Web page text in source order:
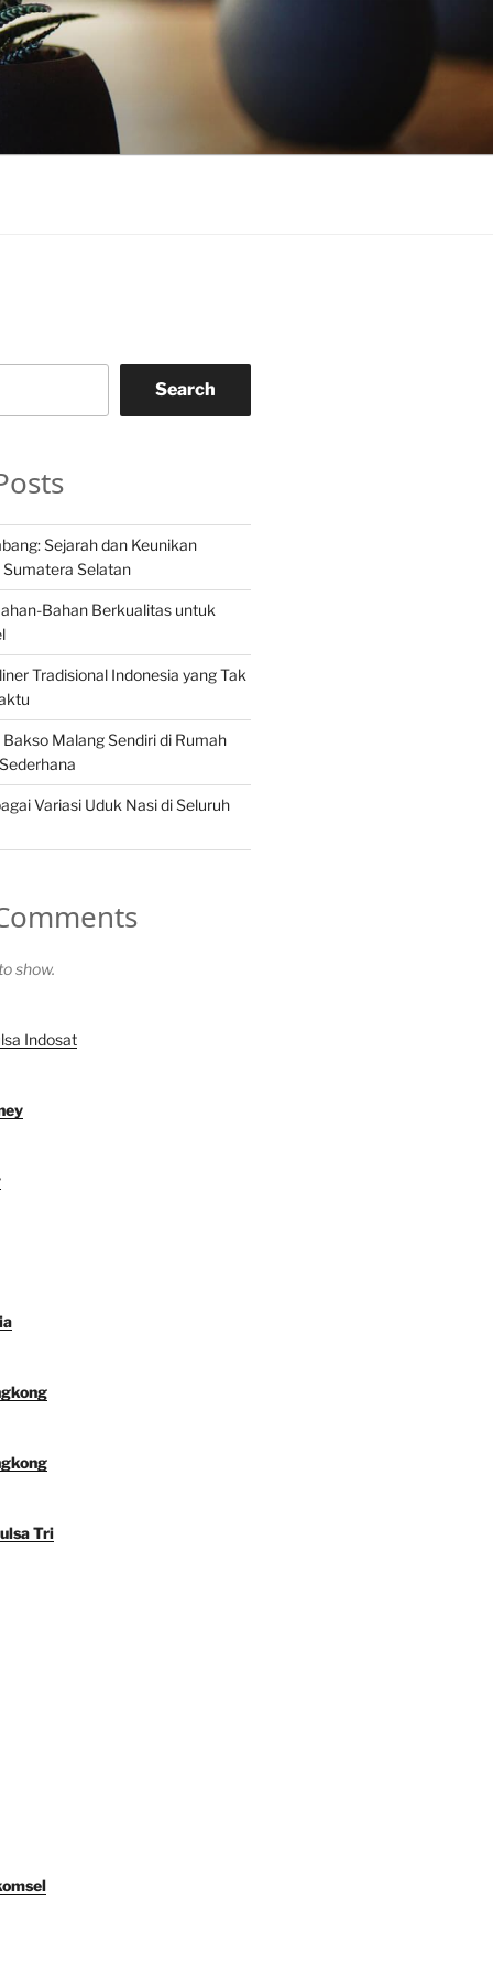
Search
Sejarah dan Keunikan
Selatan
Bahan Berkualitas untuk
Tradisional Indonesia yang Tak
Malang Sendiri di Rumah
Variasi Uduk Nasi di Seluruh
show.
Indosat
Tri